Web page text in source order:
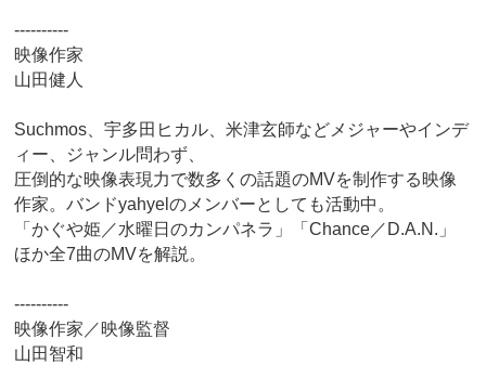
----------
映像作家
山田健人
Suchmos、宇多田ヒカル、米津玄師などメジャーやインデ
ィー、ジャンル問わず、
圧倒的な映像表現力で数多くの話題のMVを制作する映像
作家。バンドyahyelのメンバーとしても活動中。
「かぐや姫／水曜日のカンパネラ」「Chance／D.A.N.」
ほか全7曲のMVを解説。
----------
映像作家／映像監督
山田智和